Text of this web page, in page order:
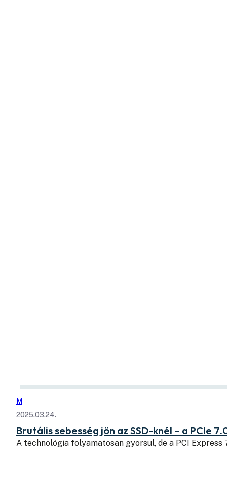
M
2025.03.24.
Brutális sebesség jön az SSD-knél – a PCIe
A technológia folyamatosan gyorsul, de a PCI Express